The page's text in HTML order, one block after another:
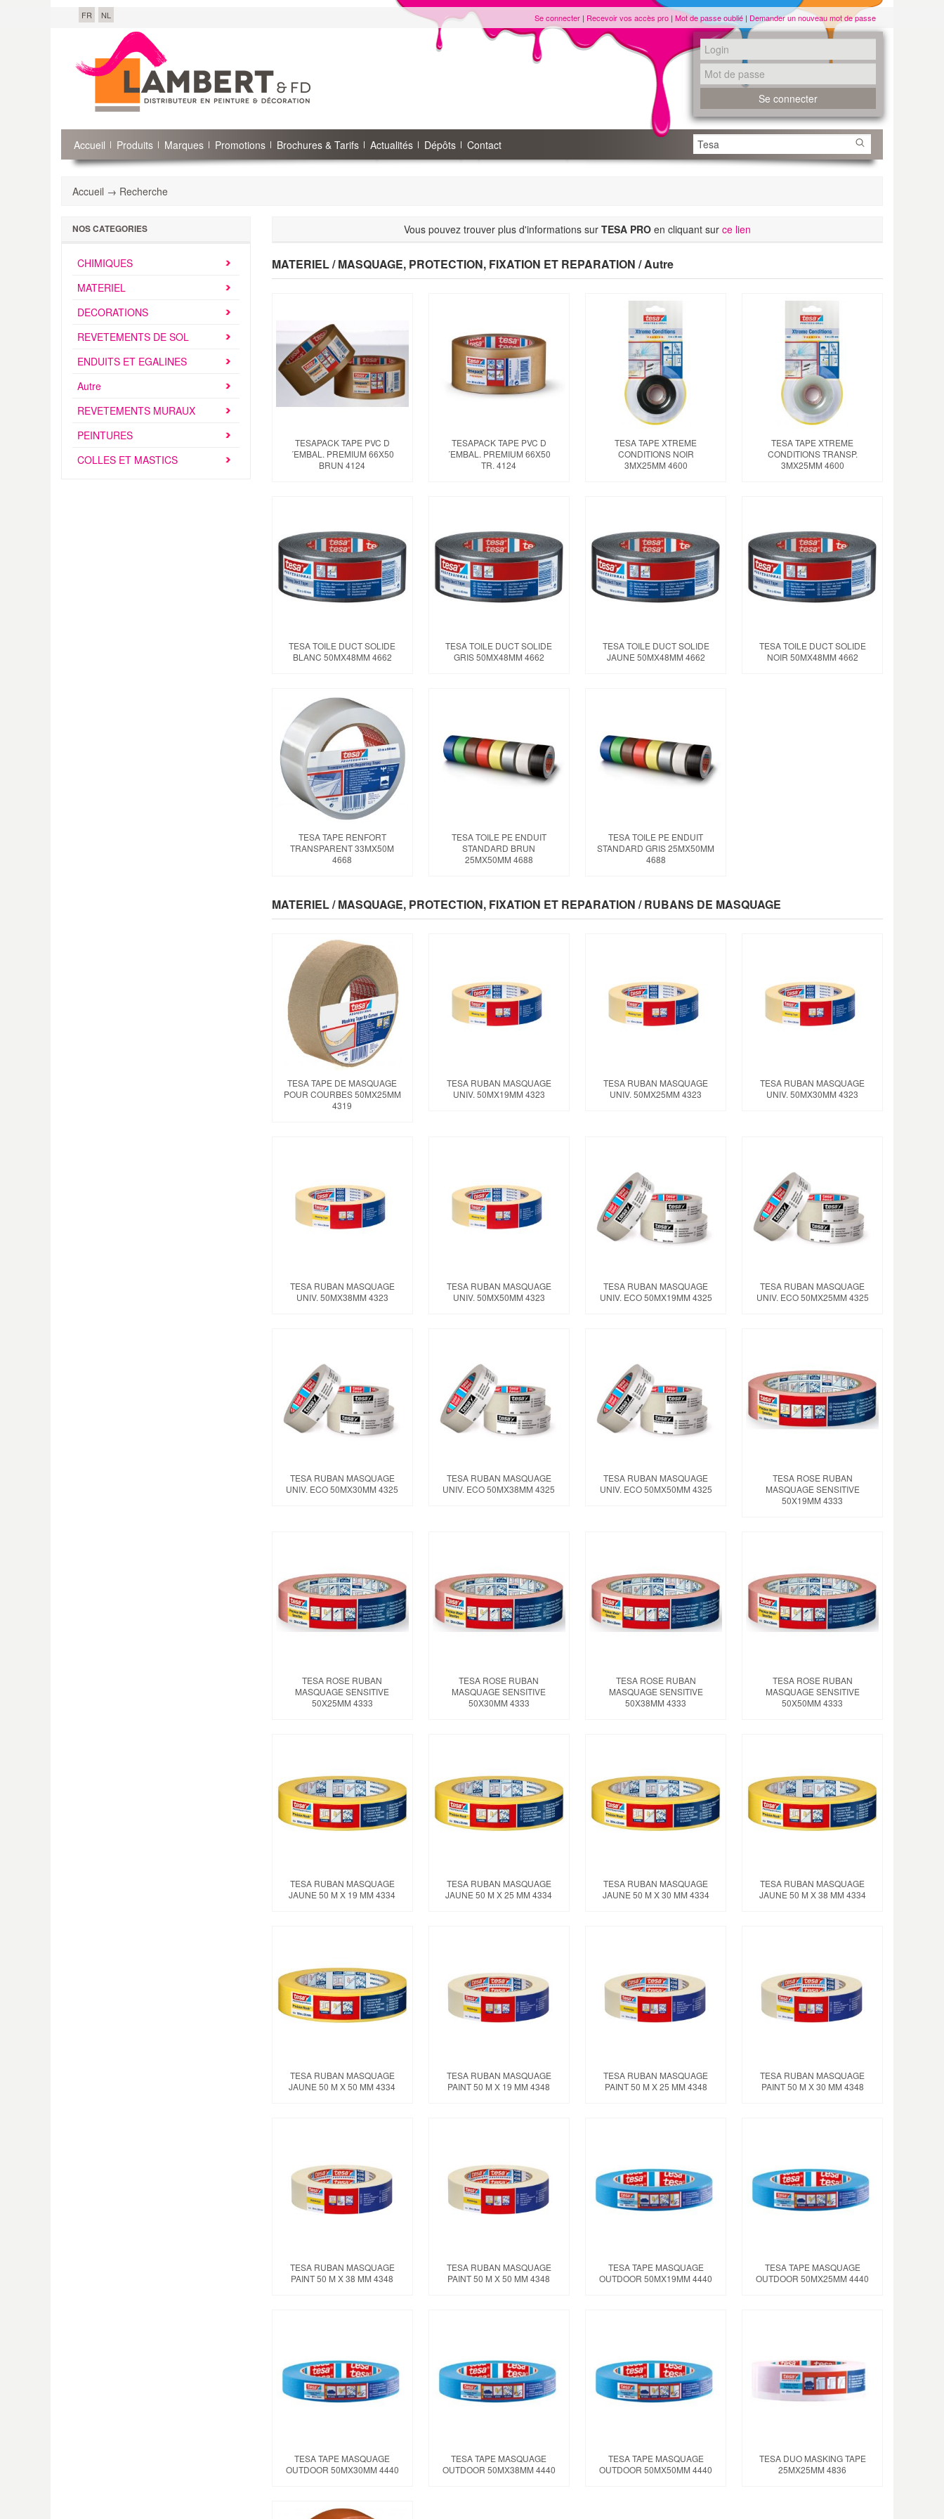
FR NL Se connecter | Recevoir vos accès pro | Mot de passe oublié | Demander un nouveau mot de passe
Accueil Produits Marques Promotions Brochures & Tarifs Actualités Dépôts Contact
Accueil → Recherche
NOS CATEGORIES
CHIMIQUES
MATERIEL
DECORATIONS
REVETEMENTS DE SOL
ENDUITS ET EGALINES
Autre
REVETEMENTS MURAUX
PEINTURES
COLLES ET MASTICS
Vous pouvez trouver plus d'informations sur TESA PROen cliquant sur ce lien
MATERIEL / MASQUAGE, PROTECTION, FIXATION ET REPARATION / Autre
TESAPACK TAPE PVC D
´EMBAL. PREMIUM 66X50
BRUN 4124
TESAPACK TAPE PVC D
´EMBAL. PREMIUM 66X50
TR. 4124
TESA TAPE XTREME
CONDITIONS NOIR
3MX25MM 4600
TESA TAPE XTREME
CONDITIONS TRANSP.
3MX25MM 4600
TESA TOILE DUCT SOLIDE
BLANC 50MX48MM 4662
TESA TOILE DUCT SOLIDE
GRIS 50MX48MM 4662
TESA TOILE DUCT SOLIDE
JAUNE 50MX48MM 4662
TESA TOILE DUCT SOLIDE
NOIR 50MX48MM 4662
TESA TAPE RENFORT
TRANSPARENT 33MX50M
4668
TESA TOILE PE ENDUIT
STANDARD BRUN
25MX50MM 4688
TESA TOILE PE ENDUIT
STANDARD GRIS 25MX50MM
4688
MATERIEL / MASQUAGE, PROTECTION, FIXATION ET REPARATION / RUBANS DE MASQUAGE
TESA TAPE DE MASQUAGE
POUR COURBES 50MX25MM
4319
TESA RUBAN MASQUAGE
UNIV. 50MX19MM 4323
TESA RUBAN MASQUAGE
UNIV. 50MX25MM 4323
TESA RUBAN MASQUAGE
UNIV. 50MX30MM 4323
TESA RUBAN MASQUAGE
UNIV. 50MX38MM 4323
TESA RUBAN MASQUAGE
UNIV. 50MX50MM 4323
TESA RUBAN MASQUAGE
UNIV. ECO 50MX19MM 4325
TESA RUBAN MASQUAGE
UNIV. ECO 50MX25MM 4325
TESA RUBAN MASQUAGE
UNIV. ECO 50MX30MM 4325
TESA RUBAN MASQUAGE
UNIV. ECO 50MX38MM 4325
TESA RUBAN MASQUAGE
UNIV. ECO 50MX50MM 4325
TESA ROSE RUBAN
MASQUAGE SENSITIVE
50X19MM 4333
TESA ROSE RUBAN
MASQUAGE SENSITIVE
50X25MM 4333
TESA ROSE RUBAN
MASQUAGE SENSITIVE
50X30MM 4333
TESA ROSE RUBAN
MASQUAGE SENSITIVE
50X38MM 4333
TESA ROSE RUBAN
MASQUAGE SENSITIVE
50X50MM 4333
TESA RUBAN MASQUAGE
JAUNE 50 M X 19 MM 4334
TESA RUBAN MASQUAGE
JAUNE 50 M X 25 MM 4334
TESA RUBAN MASQUAGE
JAUNE 50 M X 30 MM 4334
TESA RUBAN MASQUAGE
JAUNE 50 M X 38 MM 4334
TESA RUBAN MASQUAGE
JAUNE 50 M X 50 MM 4334
TESA RUBAN MASQUAGE
PAINT 50 M X 19 MM 4348
TESA RUBAN MASQUAGE
PAINT 50 M X 25 MM 4348
TESA RUBAN MASQUAGE
PAINT 50 M X 30 MM 4348
TESA RUBAN MASQUAGE
PAINT 50 M X 38 MM 4348
TESA RUBAN MASQUAGE
PAINT 50 M X 50 MM 4348
TESA TAPE MASQUAGE
OUTDOOR 50MX19MM 4440
TESA TAPE MASQUAGE
OUTDOOR 50MX25MM 4440
TESA TAPE MASQUAGE
OUTDOOR 50MX30MM 4440
TESA TAPE MASQUAGE
OUTDOOR 50MX38MM 4440
TESA TAPE MASQUAGE
OUTDOOR 50MX50MM 4440
TESA DUO MASKING TAPE
25MX25MM 4836